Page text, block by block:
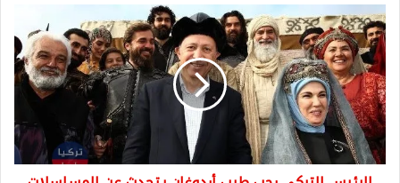
الرئيس
التركي
رجب
طيب
أردوغان
يتحدث
عن
المسلسلات
التركية